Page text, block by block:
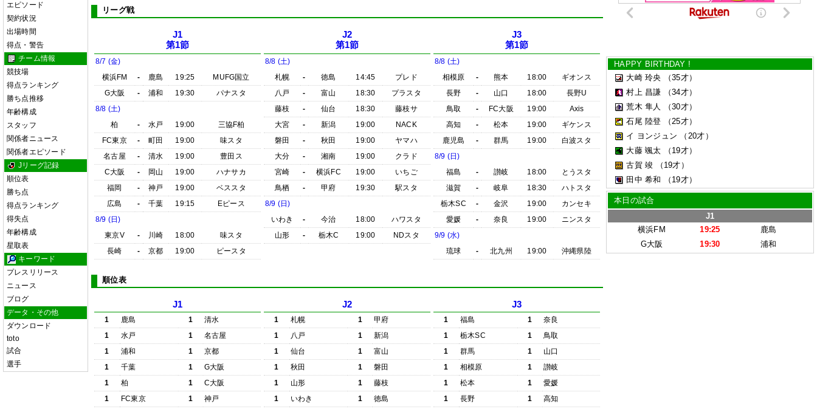
エピソード
契約状況
出場時間
得点・警告
チーム情報
競技場
得点ランキング
勝ち点推移
年齢構成
スタッフ
関係者ニュース
関係者エピソード
Jリーグ記録
順位表
勝ち点
得点ランキング
得失点
年齢構成
星取表
キーワード
プレスリリース
ニュース
ブログ
データ・その他
ダウンロード
toto
試合
選手
リーグ戦
J1
第1節
8/7 (金)
横浜FM
- 鹿島 19:25
MUFG国立
G大阪
- 浦和 19:30
パナスタ
8/8 (土)
柏
- 水戸 19:00
三協F柏
FC東京
- 町田 19:00
味スタ
名古屋
- 清水 19:00
豊田ス
C大阪
- 岡山 19:00
ハナサカ
福岡
- 神戸 19:00
ベススタ
広島
- 千葉 19:15
Eピース
8/9 (日)
東京V
- 川崎 18:00
味スタ
長崎
- 京都 19:00 ピースタ
J2
第1節
8/8 (土)
札幌
- 徳島 14:45
プレド
八戸
- 富山 18:30
プラスタ
藤枝
- 仙台 18:30
藤枝サ
大宮
- 新潟 19:00
NACK
磐田
- 秋田 19:00
ヤマハ
大分
- 湘南 19:00
クラド
宮崎
- 横浜FC 19:00
いちご
鳥栖
- 甲府 19:30
駅スタ
8/9 (日)
いわき
- 今治 18:00
ハワスタ
山形
- 栃木C 19:00 NDスタ
J3
第1節
8/8 (土)
相模原
- 熊本 18:00
ギオンス
長野
- 山口 18:00
長野U
鳥取
- FC大阪 19:00
Axis
高知
- 松本 19:00
ギケンス
鹿児島
- 群馬 19:00
白波スタ
8/9 (日)
福島
- 讃岐 18:00
とうスタ
滋賀
- 岐阜 18:30
ハトスタ
栃木SC
- 金沢 19:00
カンセキ
愛媛
- 奈良 19:00
ニンスタ
9/9 (水)
琉球
- 北九州 19:00 沖縄県陸
順位表
J1
1 鹿島 1
清水
1
水戸 1
名古屋
1
浦和 1
京都
1
千葉 1
G大阪
1
柏 1
C大阪
1
FC東京 1
神戸
J2
1 札幌 1
甲府
1
八戸 1
新潟
1
仙台 1
富山
1
秋田 1
磐田
1
山形 1
藤枝
1
いわき 1
徳島
J3
1 福島 1
奈良
1
栃木SC 1
鳥取
1
群馬 1
山口
1
相模原 1
讃岐
1
松本 1
愛媛
1
長野 1
高知
HAPPY BIRTHDAY !
大崎 玲央
（35才）
村上 昌謙
（34才）
荒木 隼人
（30才）
石尾 陸登
（25才）
イ ヨンジュン
（20才）
大藤 颯太
（19才）
古賀 竣
（19才）
田中 希和
（19才）
本日の試合
J1
横浜FM
19:25
鹿島
G大阪
19:30 浦和